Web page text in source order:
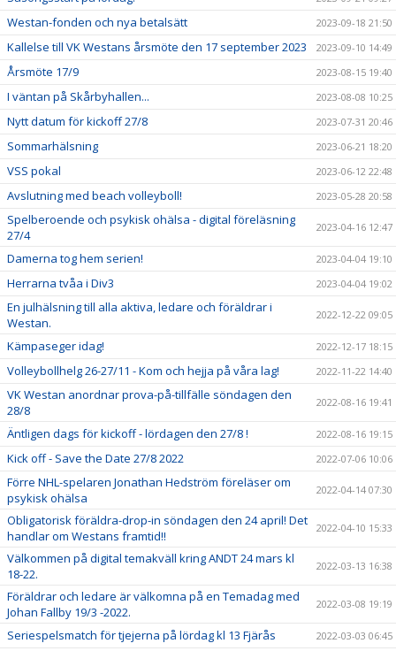
Westan-fonden och nya betalsätt 2023-09-18 21:50
Kallelse till VK Westans årsmöte den 17 september 2023 2023-09-10 14:49
Årsmöte 17/9 2023-08-15 19:40
I väntan på Skårbyhallen... 2023-08-08 10:25
Nytt datum för kickoff 27/8 2023-07-31 20:46
Sommarhälsning 2023-06-21 18:20
VSS pokal 2023-06-12 22:48
Avslutning med beach volleyboll! 2023-05-28 20:58
Spelberoende och psykisk ohälsa - digital föreläsning
27/4
2023-04-16 12:47
Damerna tog hem serien! 2023-04-04 19:10
Herrarna tvåa i Div3 2023-04-04 19:02
En julhälsning till alla aktiva, ledare och föräldrar i
Westan.
2022-12-22 09:05
Kämpaseger idag! 2022-12-17 18:15
Volleybollhelg 26-27/11 - Kom och hejja på våra lag! 2022-11-22 14:40
VK Westan anordnar prova-på-tillfälle söndagen den
28/8
2022-08-16 19:41
Äntligen dags för kickoff - lördagen den 27/8 ! 2022-08-16 19:15
Kick off - Save the Date 27/8 2022 2022-07-06 10:06
Förre NHL-spelaren Jonathan Hedström föreläser om
psykisk ohälsa
2022-04-14 07:30
Obligatorisk föräldra-drop-in söndagen den 24 april! Det
handlar om Westans framtid!!
2022-04-10 15:33
Välkommen på digital temakväll kring ANDT 24 mars kl
18-22.
2022-03-13 16:38
Föräldrar och ledare är välkomna på en Temadag med
Johan Fallby 19/3 -2022.
2022-03-08 19:19
Seriespelsmatch för tjejerna på lördag kl 13 Fjärås 2022-03-03 06:45